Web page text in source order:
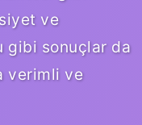
ve
gibi sonuçlar da
verimli ve